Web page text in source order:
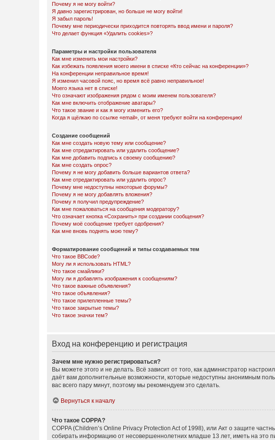
Почему я не могу войти?
Я давно зарегистрирован, но больше не могу войти!
Я забыл пароль!
Почему мне периодически приходится повторять ввод имени и пароля?
Что делает функция «Удалить cookies»?
Параметры и настройки пользователя
Как мне изменить мои настройки?
Как избежать появления моего имени в списке «Кто сейчас на конференции»?
На конференции неправильное время!
Я изменил часовой пояс, но время всё равно неправильное!
Моего языка нет в списке!
Что означают изображения рядом с моим именем пользователя?
Как мне включить отображение аватары?
Что такое звание и как я могу изменить его?
Когда я щёлкаю по ссылке «email», от меня требуют войти на конференцию!
Создание сообщений
Как мне создать новую тему или сообщение?
Как мне отредактировать или удалить сообщение?
Как мне добавить подпись к своему сообщению?
Как мне создать опрос?
Почему я не могу добавить больше вариантов ответа?
Как мне отредактировать или удалить опрос?
Почему мне недоступны некоторые форумы?
Почему я не могу добавлять вложения?
Почему я получил предупреждение?
Как мне пожаловаться на сообщения модератору?
Что означает кнопка «Сохранить» при создании сообщения?
Почему моё сообщение требует одобрения?
Как мне вновь поднять мою тему?
Форматирование сообщений и типы создаваемых тем
Что такое BBCode?
Могу ли я использовать HTML?
Что такое смайлики?
Могу ли я добавлять изображения к сообщениям?
Что такое важные объявления?
Что такое объявления?
Что такое прилепленные темы?
Что такое закрытые темы?
Что такое значки тем?
Вход на конференцию и регистрация
Зачем мне нужно регистрироваться?
Вы можете этого и не делать. Всё зависит от того, как администратор
даёт вам дополнительные возможности, которые недоступны анонимным
вас всего пару минут, поэтому мы рекомендуем это сделать.
Вернуться к началу
Что такое COPPA?
COPPA (Children’s Online Privacy Protection Act of 1998), или Акт о защите
собирать информацию от несовершеннолетних младше 13 лет, иметь на это